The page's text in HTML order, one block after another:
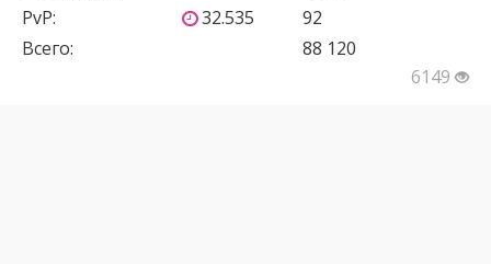
PvP: 32.535
92
Всего:
88 120
6149